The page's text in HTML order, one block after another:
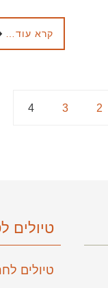
קרא עוד…
2
3
4
טיולים
טיולים